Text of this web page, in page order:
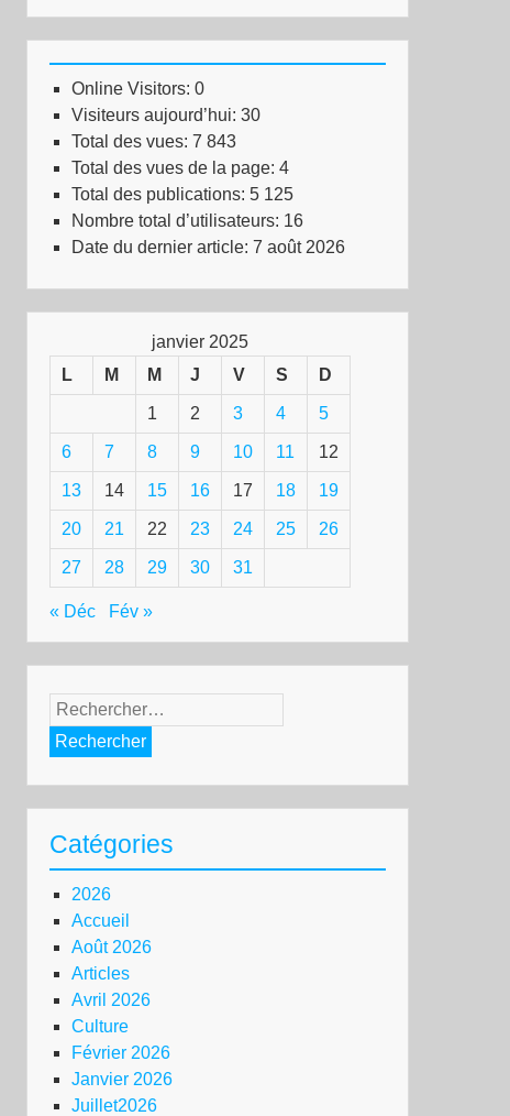
Online Visitors: 0
Visiteurs aujourd’hui: 30
Total des vues: 7 843
Total des vues de la page: 4
Total des publications: 5 125
Nombre total d’utilisateurs: 16
Date du dernier article: 7 août 2026
janvier 2025
L
M M J V S D
1 2 3 4 5
6 7 8 9 10 11 12
13 14 15 16 17 18 19
20 21 22 23 24 25 26
27 28 29 30 31
« Déc Fév »
Rechercher :
Catégories
2026
Accueil
Août 2026
Articles
Avril 2026
Culture
Février 2026
Janvier 2026
Juillet2026